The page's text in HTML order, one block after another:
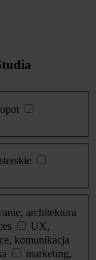
architektura
UX,
komunikacja
marketing,